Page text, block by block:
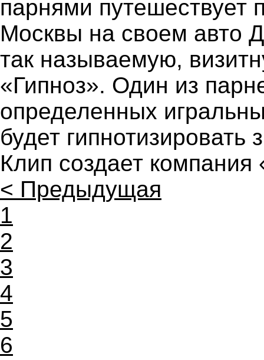
парнями
Москвы на своем авто
так называемую,
«Гипноз». Один из
определенных
будет
Клип создает
< Предыдущая
1
2
3
4
5
6